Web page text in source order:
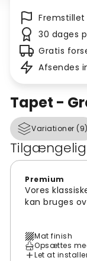
Tapet -
Variationer (9)
Premium
Vores
kan bruges
Mat finish
Opsættes
Let at
Fremstillet
30 dages
Gratis
Afsendes